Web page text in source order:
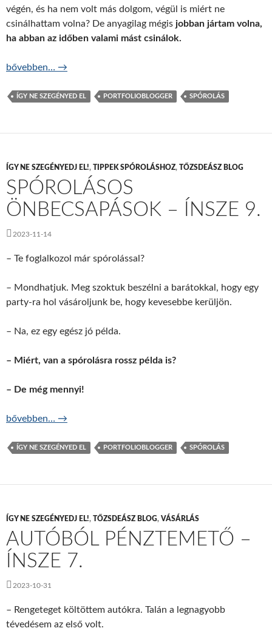
végén, és ha nem volt más dolgom, végül is miért ne
csinálhattam volna? De anyagilag mégis jobban jártam volna,
ha abban az időben valami mást csinálok.
Miért, és miért ne spórolj? – ÍNSZE 10.
bővebben… →
ÍGY NE SZEGÉNYED EL PORTFOLIOBLOGGER SPÓROLÁS
ÍGY NE SZEGÉNYEDJ EL!, TIPPEK SPÓROLÁSHOZ, TŐZSDEÁSZ BLOG
SPÓROLÁSOS
ÖNBECSAPÁSOK – ÍNSZE 9.
2023-11-14
– Te foglalkozol már spórolással?
– Mondhatjuk. Meg szoktuk beszélni a barátokkal, hogy egy
party-ra hol vásároljunk be, hogy kevesebbe kerüljön.
– Na, ez egy egész jó példa.
– Miért, van a spórolásra rossz példa is?
– De még mennyi!
Spórolásos önbecsapások – ÍNSZE 9.
bővebben… →
ÍGY NE SZEGÉNYED EL PORTFOLIOBLOGGER SPÓROLÁS
ÍGY NE SZEGÉNYEDJ EL!, TŐZSDEÁSZ BLOG, VÁSÁRLÁS
AUTÓBÓL PÉNZTEMETŐ –
ÍNSZE 7.
2023-10-31
– Rengeteget költöttem autókra. Talán a legnagyobb
tévedésem az első volt.